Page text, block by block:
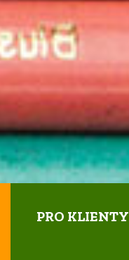
PRO KLIENTY